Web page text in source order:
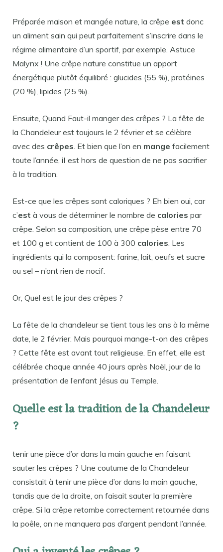
Préparée maison et mangée nature, la crêpe est donc
un aliment sain qui peut parfaitement s’inscrire dans le
régime alimentaire d’un sportif, par exemple. Astuce
Malynx ! Une crêpe nature constitue un apport
énergétique plutôt équilibré : glucides (55 %), protéines
(20 %), lipides (25 %).
Ensuite, Quand Faut-il manger des crêpes ? La fête de
la Chandeleur est toujours le 2 février et se célèbre
avec des crêpes. Et bien que l’on en mange facilement
toute l’année, il est hors de question de ne pas sacrifier
à la tradition.
Est-ce que les crêpes sont caloriques ? Eh bien oui, car
c’est à vous de déterminer le nombre de calories par
crêpe. Selon sa composition, une crêpe pèse entre 70
et 100 g et contient de 100 à 300 calories. Les
ingrédients qui la composent: farine, lait, oeufs et sucre
ou sel – n’ont rien de nocif.
Or, Quel est le jour des crêpes ?
La fête de la chandeleur se tient tous les ans à la même
date, le 2 février. Mais pourquoi mange-t-on des crêpes
? Cette fête est avant tout religieuse. En effet, elle est
célébrée chaque année 40 jours après Noël, jour de la
présentation de l’enfant Jésus au Temple.
Quelle est la tradition de la Chandeleur
?
tenir une pièce d’or dans la main gauche en faisant
sauter les crêpes ? Une coutume de la Chandeleur
consistait à tenir une pièce d’or dans la main gauche,
tandis que de la droite, on faisait sauter la première
crêpe. Si la crêpe retombe correctement retournée dans
la poêle, on ne manquera pas d’argent pendant l’année.